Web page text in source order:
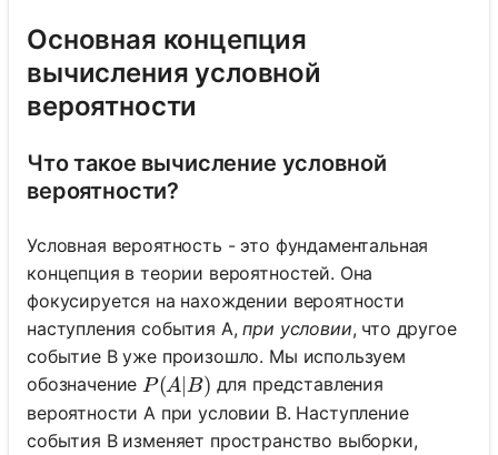
Основная концепция
вычисления условной
вероятности
Что такое вычисление условной
вероятности?
Условная вероятность - это фундаментальная
концепция в теории вероятностей. Она
фокусируется на нахождении вероятности
наступления события A,при условии, что другое
событие B уже произошло. Мы используем
обозначение P(A|B)
P(A ∣B) для представления
вероятности A при условии B. Наступление
события B изменяет пространство выборки,